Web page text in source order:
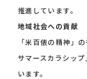
推進しています。
地域社会への貢献
「米百俵の精神」
サマースカラシッ
います。